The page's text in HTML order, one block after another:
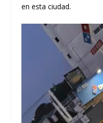
en esta ciudad.
Reproductor